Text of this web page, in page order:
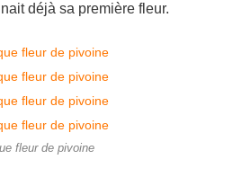
déjà sa première fleur.
fleur de pivoine